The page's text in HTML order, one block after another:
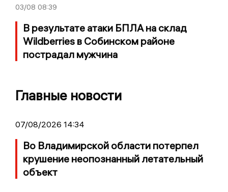
03/08 08:39
В результате атаки БПЛА на склад
Wildberries в Собинском районе
пострадал мужчина
Главные новости
07/08/2026 14:34
Во Владимирской области потерпел
крушение неопознанный летательный
объект